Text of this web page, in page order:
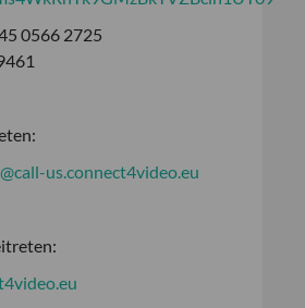
0566 2725
us.connect4video.eu